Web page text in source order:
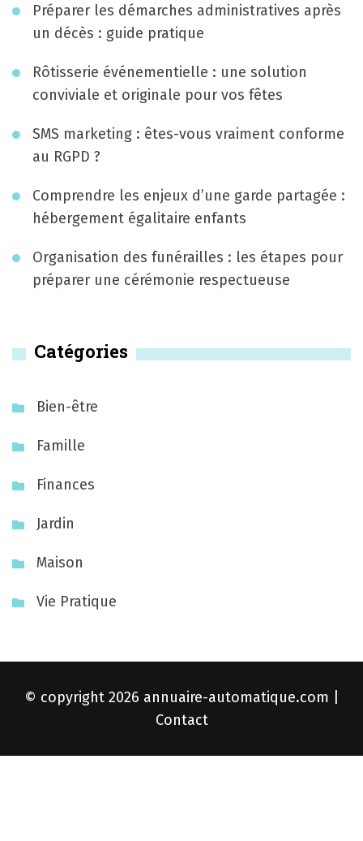
a
d
s
t
c
l
s
Préparer les démarches administratives après
un décès : guide pratique
Rôtisserie événementielle : une solution
conviviale et originale pour vos fêtes
SMS marketing : êtes-vous vraiment conforme
au RGPD ?
Comprendre les enjeux d’une garde partagée :
hébergement égalitaire enfants
Organisation des funérailles : les étapes pour
préparer une cérémonie respectueuse
Catégories
Bien-être
Famille
Finances
Jardin
Maison
Vie Pratique
© copyright 2026 annuaire-automatique.com
Contact